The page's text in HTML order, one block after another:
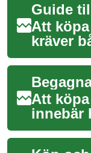
Att
kräver
och
g...
Att
innebär
risker.
dig,